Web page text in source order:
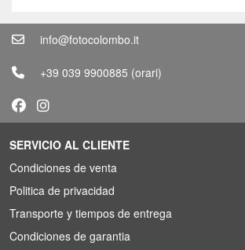
info@fotocolombo.it
+39 039 9900885 (orari)
SERVICIO AL CLIENTE
Condiciones de venta
Politica de privacidad
Transporte y tiempos de entrega
Condiciones de garantia